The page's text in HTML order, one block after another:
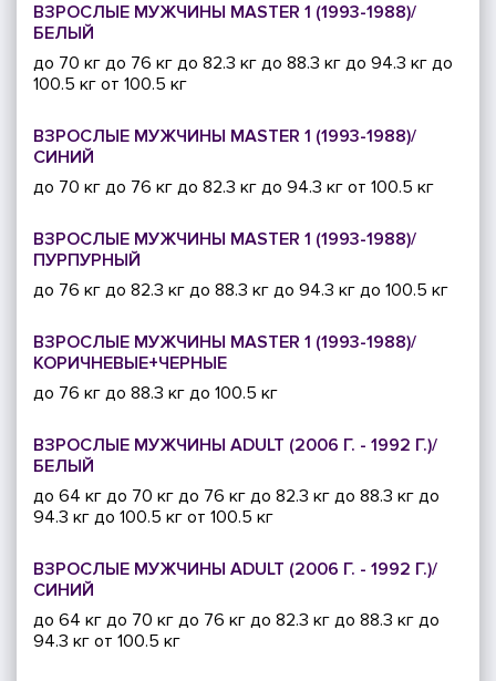
ВЗРОСЛЫЕ МУЖЧИНЫ MASTER 1 (1993-1988)/
БЕЛЫЙ
до 70 кг до 76 кг до 82.3 кг до 88.3 кг до 94.3 кг до
100.5 кг от 100.5 кг
ВЗРОСЛЫЕ МУЖЧИНЫ MASTER 1 (1993-1988)/
СИНИЙ
до 70 кг до 76 кг до 82.3 кг до 94.3 кг от 100.5 кг
ВЗРОСЛЫЕ МУЖЧИНЫ MASTER 1 (1993-1988)/
ПУРПУРНЫЙ
до 76 кг до 82.3 кг до 88.3 кг до 94.3 кг до 100.5 кг
ВЗРОСЛЫЕ МУЖЧИНЫ MASTER 1 (1993-1988)/
КОРИЧНЕВЫЕ+ЧЕРНЫЕ
до 76 кг до 88.3 кг до 100.5 кг
ВЗРОСЛЫЕ МУЖЧИНЫ ADULT (2006 Г. - 1992 Г.)/
БЕЛЫЙ
до 64 кг до 70 кг до 76 кг до 82.3 кг до 88.3 кг до
94.3 кг до 100.5 кг от 100.5 кг
ВЗРОСЛЫЕ МУЖЧИНЫ ADULT (2006 Г. - 1992 Г.)/
СИНИЙ
до 64 кг до 70 кг до 76 кг до 82.3 кг до 88.3 кг до
94.3 кг от 100.5 кг